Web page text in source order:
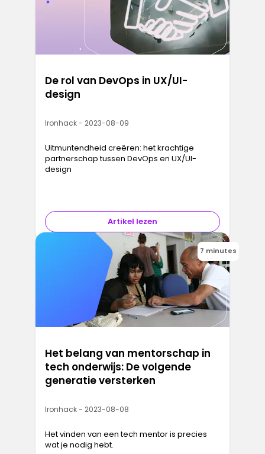
De rol van DevOps in UX/UI-
design
Ironhack - 2023-08-09
Uitmuntendheid creëren: het krachtige
partnerschap tussen DevOps en UX/UI-
design
Artikel lezen
7 minutes
Het belang van mentorschap in
tech onderwijs: De volgende
generatie versterken
Ironhack - 2023-08-08
Het vinden van een tech mentor is precies
wat je nodig hebt.